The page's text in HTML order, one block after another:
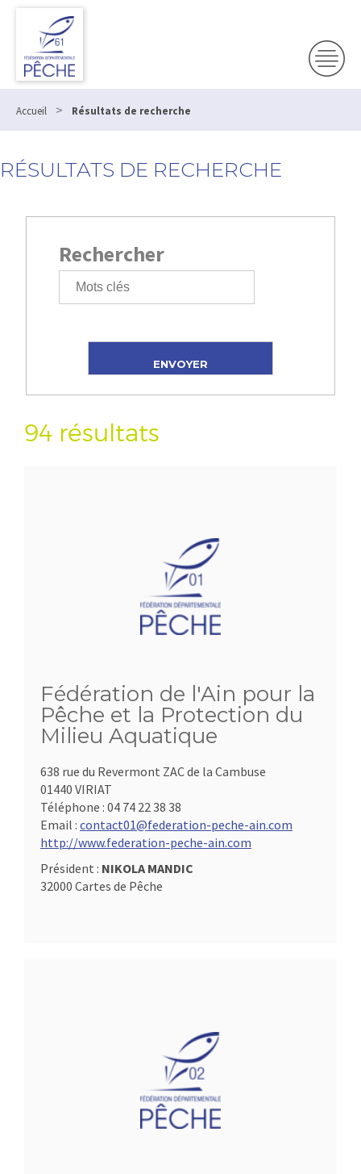
Accueil > Résultats de recherche
RÉSULTATS DE RECHERCHE
Rechercher
94 résultats
Fédération de l'Ain pour la
Pêche et la Protection du
Milieu Aquatique
638 rue du Revermont ZAC de la Cambuse
01440 VIRIAT
Téléphone : 04 74 22 38 38
Email : contact01@federation-peche-ain.com
http://www.federation-peche-ain.com
Président : NIKOLA MANDIC
32000 Cartes de Pêche